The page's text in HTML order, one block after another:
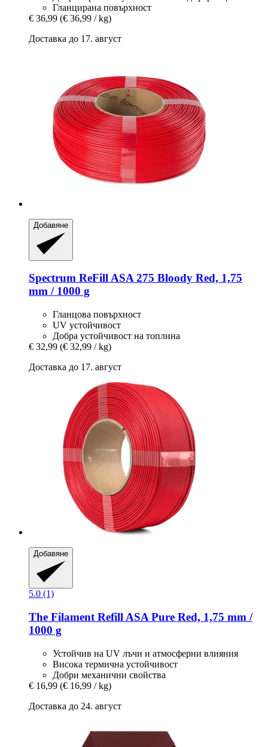
Гланцирана повърхност
€ 36,99 (€ 36,99 / kg)
Доставка до 17. август
Добавяне
Spectrum ReFill ASA 275 Bloody Red, 1,75
mm / 1000 g
Гланцова повърхност
UV устойчивост
Добра устойчивост на топлина
€ 32,99 (€ 32,99 / kg)
Доставка до 17. август
Добавяне
5.0 (1)
The Filament Refill ASA Pure Red, 1,75 mm /
1000 g
Устойчив на UV лъчи и атмосферни влияния
Висока термична устойчивост
Добри механични свойства
€ 16,99 (€ 16,99 / kg)
Доставка до 24. август